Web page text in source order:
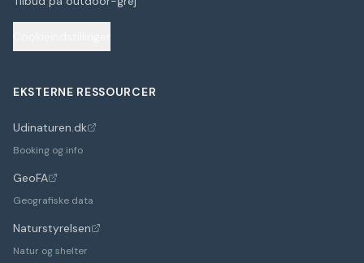
EKSTERNE RESSOURCER
Udinaturen.dk
(åbner i nyt faneblad)
Booking og info
GeoFA
(åbner i nyt faneblad)
Geografiske data
Naturstyrelsen
(åbner i nyt faneblad)
Natur og shelter